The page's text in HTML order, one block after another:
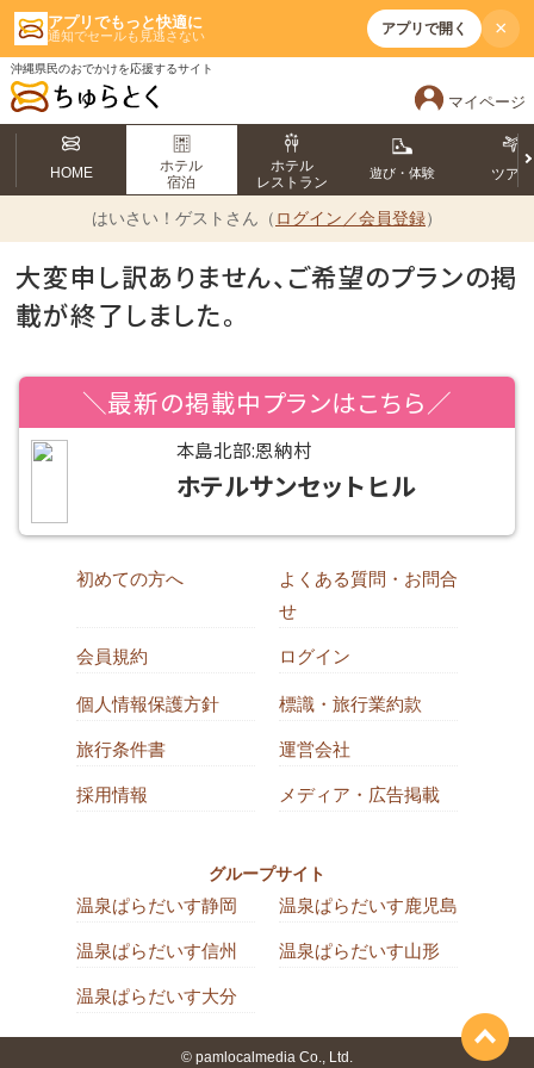
アプリでもっと快適に
通知でセールも見逃さない アプリで開く ×
沖縄県民のおでかけを応援するサイト
マイページ
HOME
ホテル
宿泊
ホテル
レストラン
遊び・体験 ツアー
はいさい！ ゲストさん（ ログイン／会員登録）
大変申し訳ありません、ご希望のプランの掲
載が終了しました。
＼最新の掲載中プランはこちら／
本島北部:恩納村
ホテルサンセットヒル
初めての方へ
よくある質問・お問合
せ
会員規約 ログイン
個人情報保護方針 標識・旅行業約款
旅行条件書 運営会社
採用情報 メディア・広告掲載
グループサイト
温泉ぱらだいす静岡 温泉ぱらだいす鹿児島
温泉ぱらだいす信州 温泉ぱらだいす山形
温泉ぱらだいす大分
© pamlocalmedia Co., Ltd.